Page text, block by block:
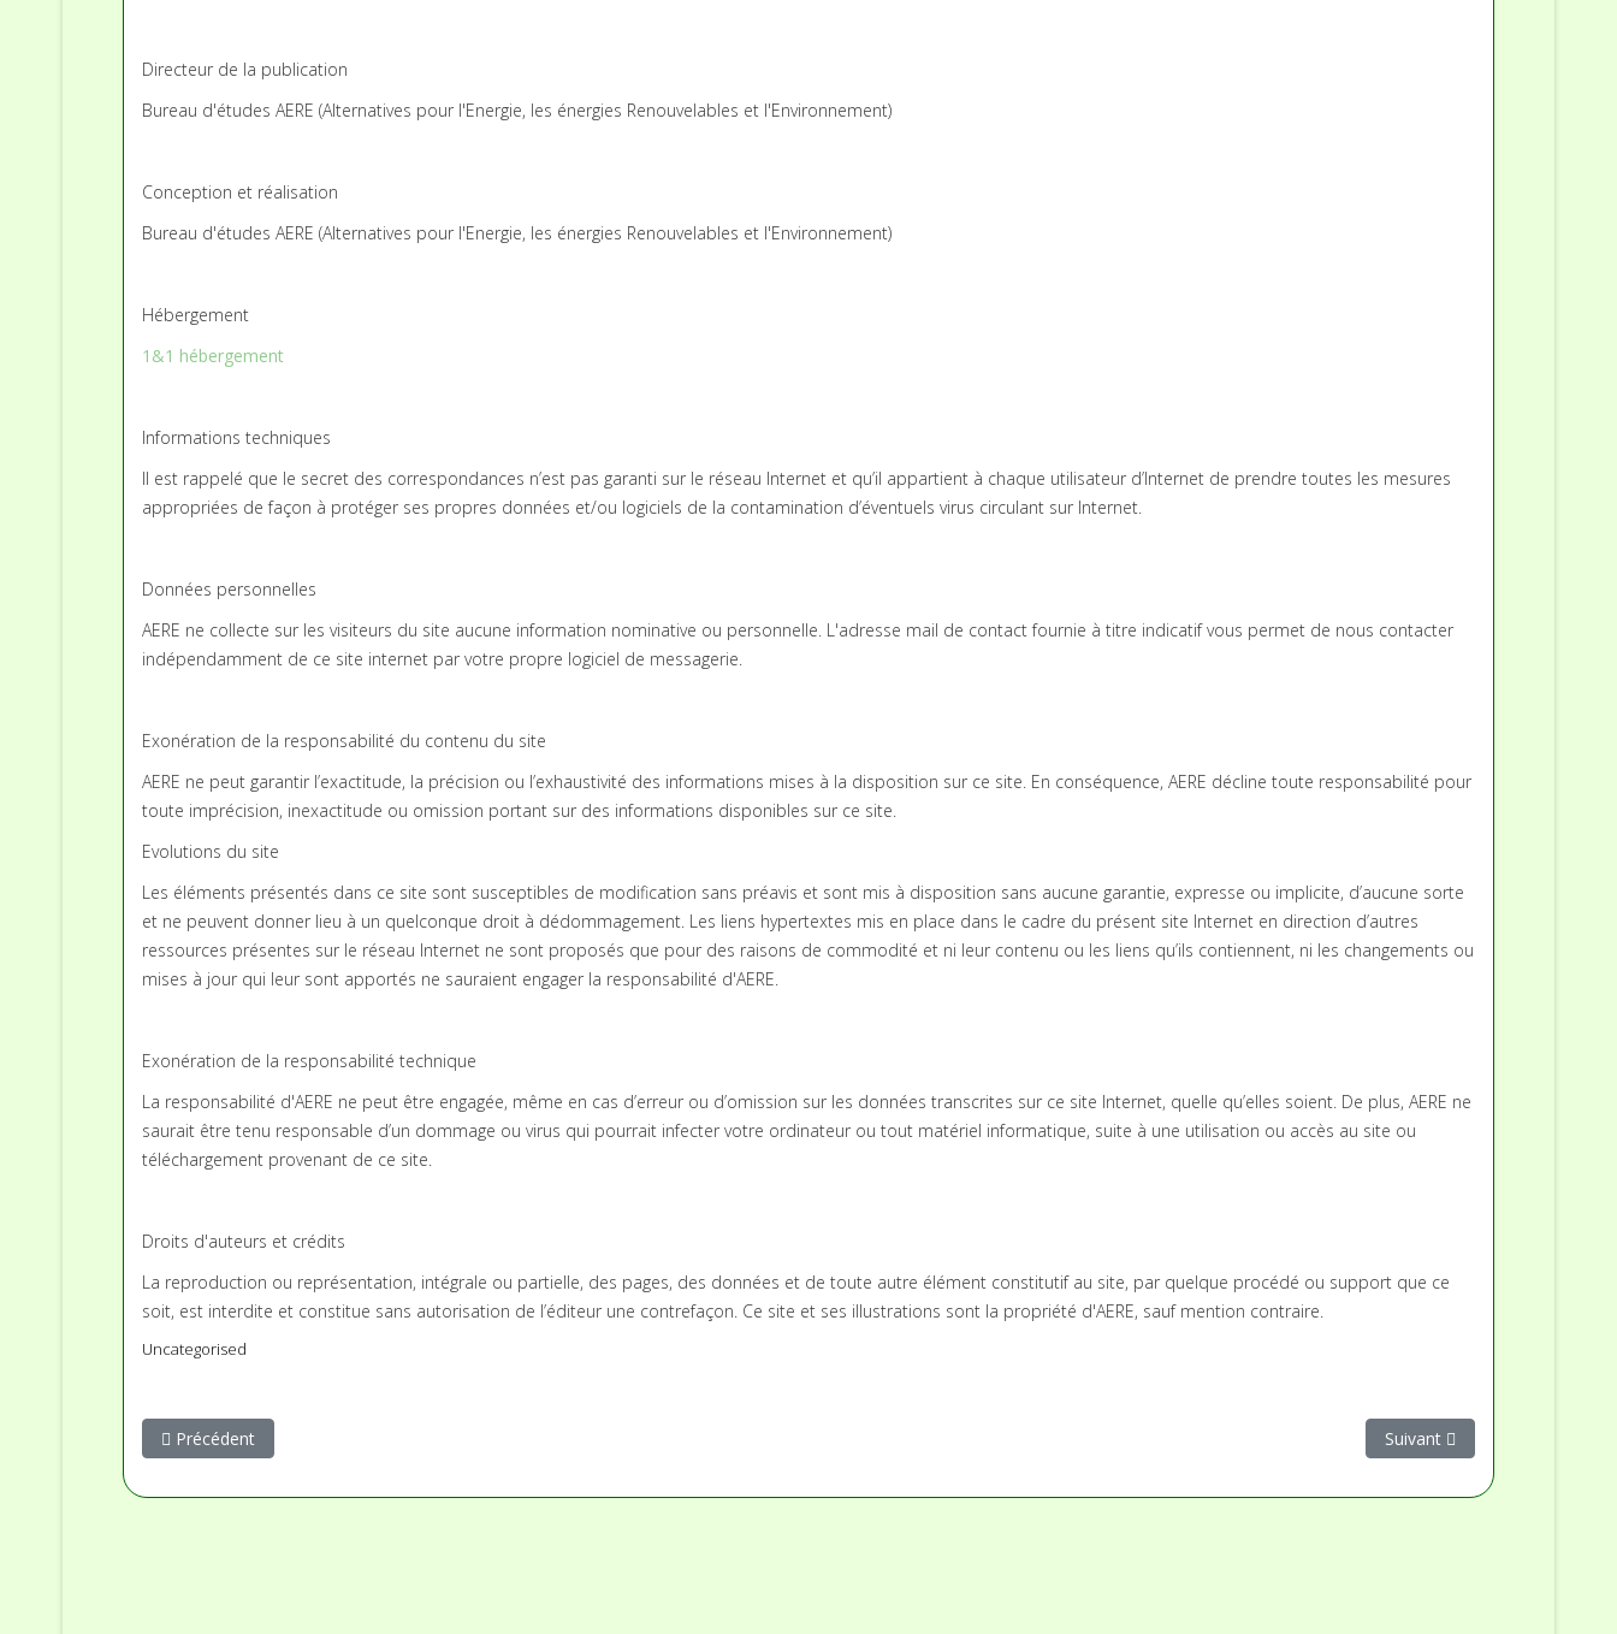
Directeur de la publication
Bureau d'études AERE (Alternatives pour l'Energie, les énergies Renouvelables et l'Environnement)
Conception et réalisation
Bureau d'études AERE (Alternatives pour l'Energie, les énergies Renouvelables et l'Environnement)
Hébergement
1&1 hébergement
Informations techniques
Il est rappelé que le secret des correspondances n’est pas garanti sur le réseau Internet et qu’il appartient à chaque utilisateur d’Internet de prendre toutes les mesures
appropriées de façon à protéger ses propres données et/ou logiciels de la contamination d’éventuels virus circulant sur Internet.
Données personnelles
AERE ne collecte sur les visiteurs du site aucune information nominative ou personnelle. L'adresse mail de contact fournie à titre indicatif vous permet de nous contacter
indépendamment de ce site internet par votre propre logiciel de messagerie.
Exonération de la responsabilité du contenu du site
AERE ne peut garantir l’exactitude, la précision ou l’exhaustivité des informations mises à la disposition sur ce site. En conséquence, AERE décline toute responsabilité pour
toute imprécision, inexactitude ou omission portant sur des informations disponibles sur ce site.
Evolutions du site
Les éléments présentés dans ce site sont susceptibles de modification sans préavis et sont mis à disposition sans aucune garantie, expresse ou implicite, d’aucune sorte
et ne peuvent donner lieu à un quelconque droit à dédommagement. Les liens hypertextes mis en place dans le cadre du présent site Internet en direction d’autres
ressources présentes sur le réseau Internet ne sont proposés que pour des raisons de commodité et ni leur contenu ou les liens qu’ils contiennent, ni les changements ou
mises à jour qui leur sont apportés ne sauraient engager la responsabilité d'AERE.
Exonération de la responsabilité technique
La responsabilité d'AERE ne peut être engagée, même en cas d’erreur ou d’omission sur les données transcrites sur ce site Internet, quelle qu’elles soient. De plus, AERE ne
saurait être tenu responsable d’un dommage ou virus qui pourrait infecter votre ordinateur ou tout matériel informatique, suite à une utilisation ou accès au site ou
téléchargement provenant de ce site.
Droits d'auteurs et crédits
La reproduction ou représentation, intégrale ou partielle, des pages, des données et de toute autre élément constitutif au site, par quelque procédé ou support que ce
soit, est interdite et constitue sans autorisation de l’éditeur une contrefaçon. Ce site et ses illustrations sont la propriété d'AERE, sauf mention contraire.
Uncategorised
Article précédent : Conférences du soir de l'Asder
Précédent Article suivant : RSE LUCIE
Suivant